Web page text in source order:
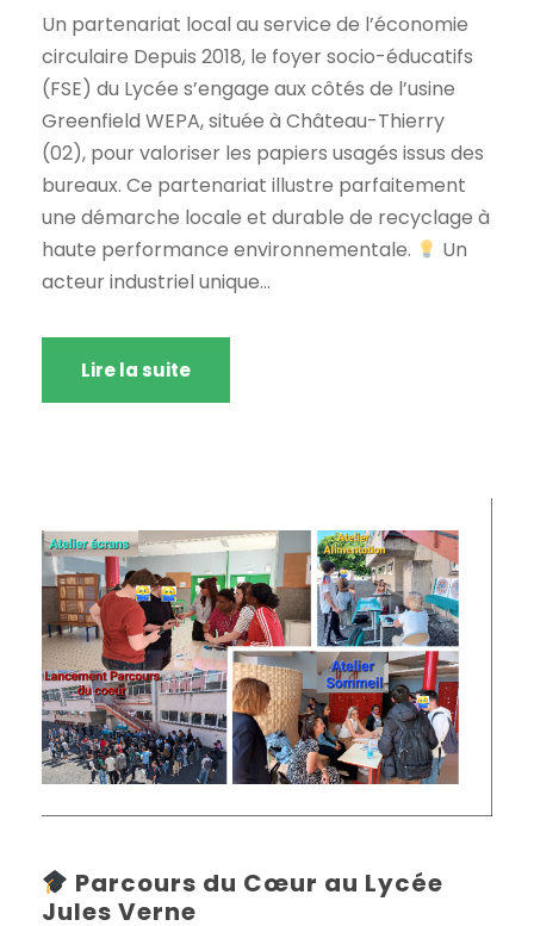
Un partenariat local au service de l’économie
circulaire Depuis 2018, le foyer socio-éducatifs
(FSE) du Lycée s’engage aux côtés de l’usine
Greenfield WEPA, située à Château-Thierry
(02), pour valoriser les papiers usagés issus des
bureaux. Ce partenariat illustre parfaitement
une démarche locale et durable de recyclage à
haute performance environnementale.
Un
acteur industriel unique...
Lire la suite
Parcours du Cœur au Lycée
Jules Verne